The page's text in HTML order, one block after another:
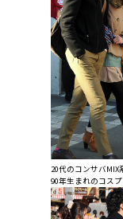
20代のコンサバMIX
90年生まれのコスプ